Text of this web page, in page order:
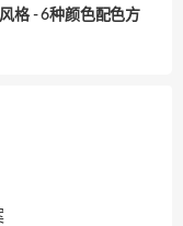
格 - 6种颜色配色方